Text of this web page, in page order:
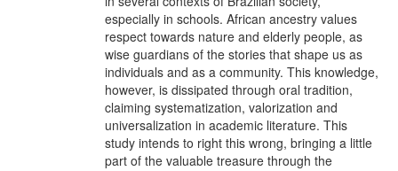
especially in schools. African ancestry values
respect towards nature and elderly people, as
wise guardians of the stories that shape us as
individuals and as a community. This knowledge,
however, is dissipated through oral tradition,
claiming systematization, valorization and
universalization in academic literature. This
study intends to right this wrong, bringing a little
part of the valuable treasure through the